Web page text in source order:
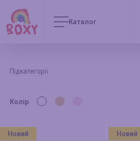
Каталог
Підкатегорії
Колір
Новий Новий